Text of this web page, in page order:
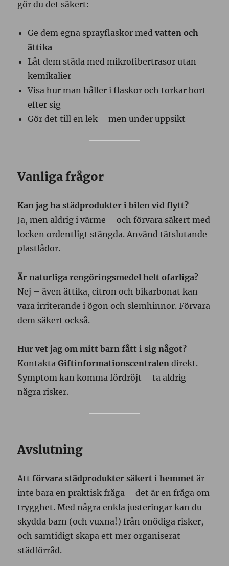
gör du det säkert:
Ge dem egna sprayflaskor medvatten och
ättika
Låt dem städa med mikrofibertrasor utan
kemikalier
Visa hur man håller i flaskor och torkar bort
efter sig
Gör det till en lek – men under uppsikt
Vanliga frågor
Kan jag ha städprodukter i bilen vid flytt?
Ja, men aldrig i värme – och förvara säkert med
locken ordentligt stängda. Använd tätslutande
plastlådor.
Är naturliga rengöringsmedel helt ofarliga?
Nej – även ättika, citron och bikarbonat kan
vara irriterande i ögon och slemhinnor. Förvara
dem säkert också.
Hur vet jag om mitt barn fått i sig något?
KontaktaGiftinformationscentralen direkt.
Symptom kan komma fördröjt – ta aldrig
några risker.
Avslutning
Attförvara städprodukter säkert i hemmet är
inte bara en praktisk fråga – det är en fråga om
trygghet. Med några enkla justeringar kan du
skydda barn (och vuxna!) från onödiga risker,
och samtidigt skapa ett mer organiserat
städförråd.